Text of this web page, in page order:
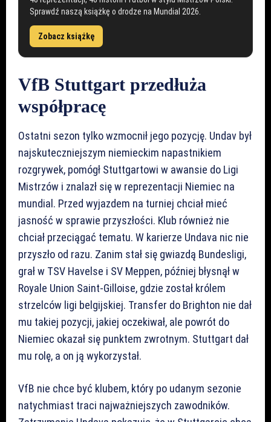
Sprawdź naszą książkę o drodze na Mundial 2026.
Zobacz książkę
VfB Stuttgart przedłuża
współpracę
Ostatni sezon tylko wzmocnił jego pozycję. Undav był
najskuteczniejszym niemieckim napastnikiem
rozgrywek, pomógł Stuttgartowi w awansie do Ligi
Mistrzów i znalazł się w reprezentacji Niemiec na
mundial. Przed wyjazdem na turniej chciał mieć
jasność w sprawie przyszłości. Klub również nie
chciał przeciągać tematu. W karierze Undava nic nie
przyszło od razu. Zanim stał się gwiazdą Bundesligi,
grał w TSV Havelse i SV Meppen, później błysnął w
Royale Union Saint-Gilloise, gdzie został królem
strzelców ligi belgijskiej. Transfer do Brighton nie dał
mu takiej pozycji, jakiej oczekiwał, ale powrót do
Niemiec okazał się punktem zwrotnym. Stuttgart dał
mu rolę, a on ją wykorzystał.
VfB nie chce być klubem, który po udanym sezonie
natychmiast traci najważniejszych zawodników.